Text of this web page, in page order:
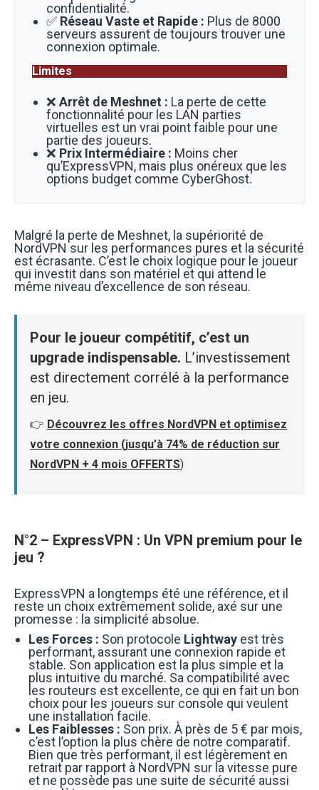
confidentialité.
✅ Réseau Vaste et Rapide : Plus de 8000
serveurs assurent de toujours trouver une
connexion optimale.
Limites
❌ Arrêt de Meshnet : La perte de cette
fonctionnalité pour les LAN parties
virtuelles est un vrai point faible pour une
partie des joueurs.
❌ Prix Intermédiaire : Moins cher
qu’ExpressVPN, mais plus onéreux que les
options budget comme CyberGhost.
Malgré la perte de Meshnet, la supériorité de
NordVPN sur les performances pures et la sécurité
est écrasante. C’est le choix logique pour le joueur
qui investit dans son matériel et qui attend le
même niveau d’excellence de son réseau.
Pour le joueur compétitif, c’est un
upgrade indispensable. L’investissement
est directement corrélé à la performance
en jeu.
👉 Découvrez les offres NordVPN et optimisez
votre connexion (jusqu’à 74% de réduction sur
NordVPN + 4 mois OFFERTS)
N°2 – ExpressVPN : Un VPN premium pour le
jeu ?
ExpressVPN a longtemps été une référence, et il
reste un choix extrêmement solide, axé sur une
promesse : la simplicité absolue.
Les Forces : Son protocole Lightway est très
performant, assurant une connexion rapide et
stable. Son application est la plus simple et la
plus intuitive du marché. Sa compatibilité avec
les routeurs est excellente, ce qui en fait un bon
choix pour les joueurs sur console qui veulent
une installation facile.
Les Faiblesses : Son prix. À près de 5 € par mois,
c’est l’option la plus chère de notre comparatif.
Bien que très performant, il est légèrement en
retrait par rapport à NordVPN sur la vitesse pure
et ne possède pas une suite de sécurité aussi